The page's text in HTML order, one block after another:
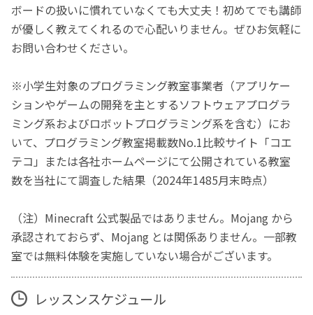
ボードの扱いに慣れていなくても大丈夫！初めてでも講師
が優しく教えてくれるので心配いりません。ぜひお気軽に
お問い合わせください。
※小学生対象のプログラミング教室事業者（アプリケー
ションやゲームの開発を主とするソフトウェアプログラ
ミング系およびロボットプログラミング系を含む）にお
いて、プログラミング教室掲載数No.1比較サイト「コエ
テコ」または各社ホームページにて公開されている教室
数を当社にて調査した結果（2024年1485月末時点）
（注）Minecraft 公式製品ではありません。Mojang から
承認されておらず、Mojang とは関係ありません。一部教
室では無料体験を実施していない場合がございます。
レッスンスケジュール